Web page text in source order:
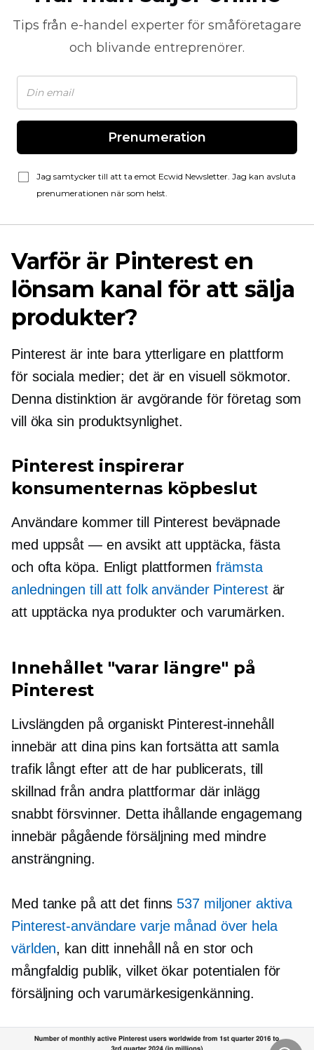
Tips från e-handel experter för småföretagare
och blivande entreprenörer.
Prenumeration
Jag samtycker till att ta emot Ecwid Newsletter. Jag kan avsluta
prenumerationen när som helst.
Varför är Pinterest en
lönsam kanal för att sälja
produkter?
Pinterest är inte bara ytterligare en plattform
för sociala medier; det är en visuell sökmotor.
Denna distinktion är avgörande för företag som
vill öka sin produktsynlighet.
Pinterest inspirerar
konsumenternas köpbeslut
Användare kommer till Pinterest beväpnade
med uppsåt — en avsikt att upptäcka, fästa
och ofta köpa. Enligt plattformen främsta
anledningen till att folk använder Pinterestär
att upptäcka nya produkter och varumärken.
Innehållet "varar längre" på
Pinterest
Livslängden på organiskt Pinterest-innehåll
innebär att dina pins kan fortsätta att samla
trafik långt efter att de har publicerats, till
skillnad från andra plattformar där inlägg
snabbt försvinner. Detta ihållande engagemang
innebär pågående försäljning med mindre
ansträngning.
Med tanke på att det finns 537 miljoner aktiva
Pinterest-användare varje månad över hela
världen, kan ditt innehåll nå en stor och
mångfaldig publik, vilket ökar potentialen för
försäljning och varumärkesigenkänning.